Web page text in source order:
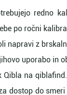
redno
po ročni
napravi z
uporabo in
na
dostop do